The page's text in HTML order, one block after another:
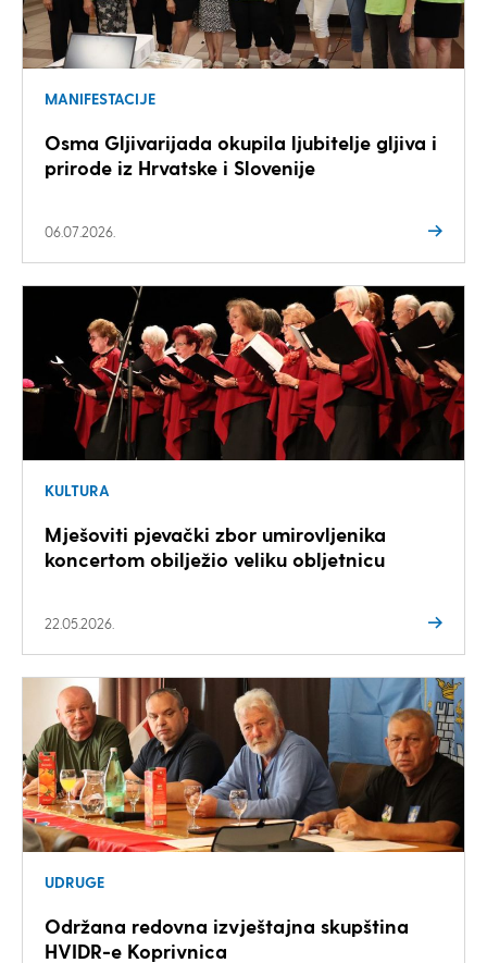
MANIFESTACIJE
Osma Gljivarijada okupila ljubitelje gljiva i
prirode iz Hrvatske i Slovenije
06.07.2026.
KULTURA
Mješoviti pjevački zbor umirovljenika
koncertom obilježio veliku obljetnicu
22.05.2026.
UDRUGE
Održana redovna izvještajna skupština
HVIDR-e Koprivnica